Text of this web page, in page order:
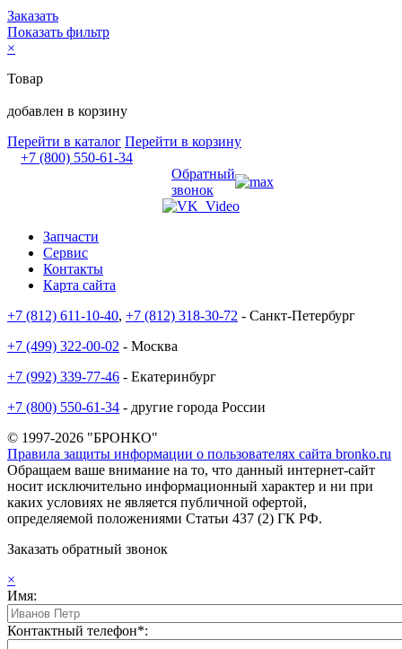
Заказать
Показать фильтр
×
Товар
добавлен в корзину
Перейти в каталог Перейти в корзину
+7 (800) 550-61-34
Обратный
звонок
Запчасти
Сервис
Контакты
Карта сайта
+7 (812) 611-10-40, +7 (812) 318-30-72 - Санкт-Петербург
+7 (499) 322-00-02 - Москва
+7 (992) 339-77-46 - Екатеринбург
+7 (800) 550-61-34 - другие города России
© 1997-2026 "БРОНКО"
Правила защиты информации о пользователях сайта bronko.ru
Обращаем ваше внимание на то, что данный интернет-сайт
носит исключительно информационный характер и ни при
каких условиях не является публичной офертой,
определяемой положениями Статьи 437 (2) ГК РФ.
Заказать обратный звонок
×
Имя:
Контактный телефон*: